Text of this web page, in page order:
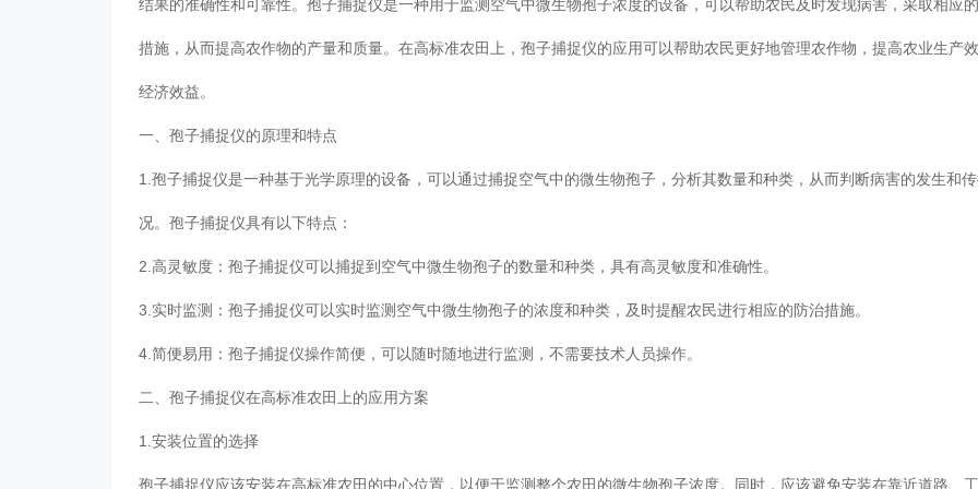
结果的准确性和可靠性。孢子捕捉仪是一种用于监测空气中微生物孢子浓度的设备，可以帮助农民及时发现病害，采取相应
措施，从而提高农作物的产量和质量。在高标准农田上，孢子捕捉仪的应用可以帮助农民更好地管理农作物，提高农业生产
经济效益。
一、孢子捕捉仪的原理和特点
1.孢子捕捉仪是一种基于光学原理的设备，可以通过捕捉空气中的微生物孢子，分析其数量和种类，从而判断病害的发生和
况。孢子捕捉仪具有以下特点：
2.高灵敏度：孢子捕捉仪可以捕捉到空气中微生物孢子的数量和种类，具有高灵敏度和准确性。
3.实时监测：孢子捕捉仪可以实时监测空气中微生物孢子的浓度和种类，及时提醒农民进行相应的防治措施。
4.简便易用：孢子捕捉仪操作简便，可以随时随地进行监测，不需要技术人员操作。
二、孢子捕捉仪在高标准农田上的应用方案
1.安装位置的选择
孢子捕捉仪应该安装在高标准农田的中心位置，以便于监测整个农田的微生物孢子浓度。同时，应该避免安装在靠近道路、